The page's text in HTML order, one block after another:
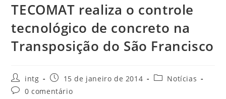
TECOMAT realiza o controle
tecnológico de concreto na
Transposição do São Francisco
intg 15 de janeiro de 2014
Notícias
0 comentário